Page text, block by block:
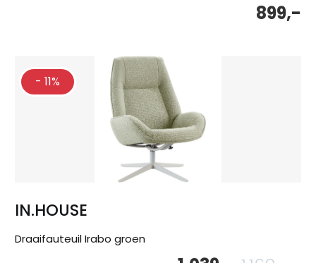
899,-
- 11%
IN.HOUSE
Draaifauteuil Irabo groen